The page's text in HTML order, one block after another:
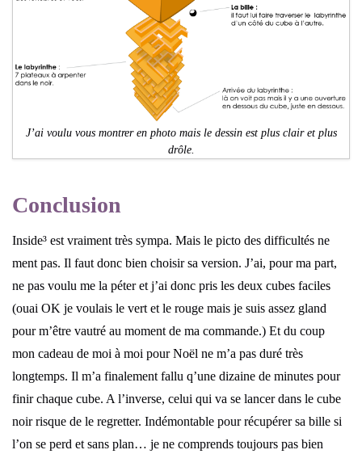
J’ai voulu vous montrer en photo mais le dessin est plus clair et plus
drôle.
Conclusion
Inside³ est vraiment très sympa. Mais le picto des difficultés ne
ment pas. Il faut donc bien choisir sa version. J’ai, pour ma part,
ne pas voulu me la péter et j’ai donc pris les deux cubes faciles
(ouai OK je voulais le vert et le rouge mais je suis assez gland
pour m’être vautré au moment de ma commande.) Et du coup
mon cadeau de moi à moi pour Noël ne m’a pas duré très
longtemps. Il m’a finalement fallu q’une dizaine de minutes pour
finir chaque cube. A l’inverse, celui qui va se lancer dans le cube
noir risque de le regretter. Indémontable pour récupérer sa bille si
l’on se perd et sans plan… je ne comprends toujours pas bien